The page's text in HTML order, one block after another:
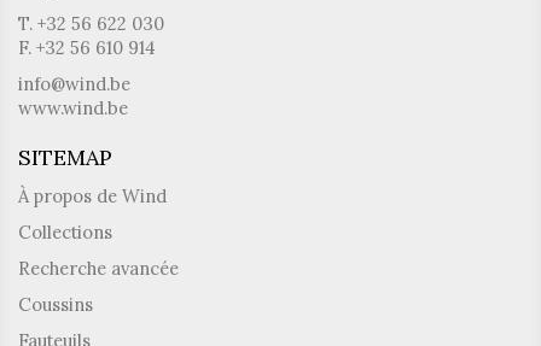
T. +32 56 622 030
F. +32 56 610 914
info@wind.be
www.wind.be
SITEMAP
À propos de Wind
Collections
Recherche avancée
Coussins
Fauteuils